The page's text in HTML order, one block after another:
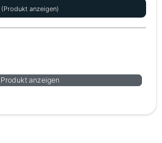
(Produkt anzeigen)
Produkt anzeigen